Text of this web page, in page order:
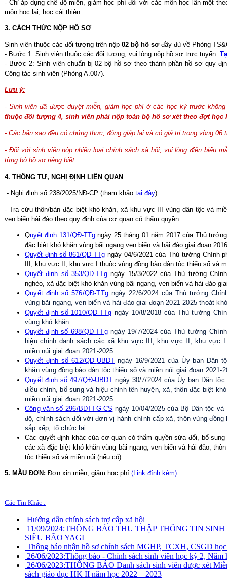
- Chỉ áp dụng chế độ miễn, giảm học phí đối với các môn học lần một
môn học lại, học cải thiện.
3. CÁCH THỨC NỘP HỒ SƠ
Sinh viên thuộc các đối tượng trên nộp 02 bộ hồ sơđầy đủ về Phòng
- Bước 1: Sinh viên thuộc các đối tượng, vui lòng nộp hồ sơ trực tuyến:
- Bước 2: Sinh viên chuẩn bị 02 bộ hồ sơ theo thành phần hồ sơ quy
Công tác sinh viên (Phòng A.007).
Lưu ý:
- Sinh viên đã được duyệt miễn, giảm học phí ở các học kỳ trước
thuộc đối tượng 4, sinh viên phải nộp toàn bộ hồ sơ xét theo đợt học
- Các bản sao đều có chứng thực, đóng giáp lai và có giá trị trong vòng 06
- Đối với sinh viên nộp nhiều loại chính sách xã hội, vui lòng điền biểu
từng bộ hồ sơ riêng biệt.
4. THÔNG TƯ, NGHỊ ĐỊNH LIÊN QUAN
- Nghị định số 238/2025/NĐ-CP (tham khảo tại đây)
- Tra cứu thôn/bản đặc biệt khó khăn, xã khu vực III vùng dân tộc và
ven biển hải đảo theo quy định của cơ quan có thẩm quyền:
Quyết định 131/QĐ-TTgngày 25 tháng 01 năm 2017 của Thủ
đặc biệt khó khăn vùng bãi ngang ven biển và hải đảo giai đoạn
Quyết định số 861/QĐ-TTg ngày 04/6/2021 của Thủ tướng Chính
III, khu vực II, khu vực I thuộc vùng đồng bào dân tộc thiểu số và
Quyết định số 353/QĐ-TTg ngày 15/3/2022 của Thủ tướng
nghèo, xã đặc biệt khó khăn vùng bãi ngang, ven biển và hải đảo
Quyết định số 576/QĐ-TTg ngày 22/6/2024 của Thủ tướng
vùng bãi ngang, ven biển và hải đảo giai đoạn 2021-2025 thoát
Quyết định số 1010/QĐ-TTg ngày 10/8/2018 của Thủ tướng
vùng khó khăn.
Quyết định số 698/QĐ-TTgngày 19/7/2024 của Thủ tướng
hiệu chỉnh danh sách các xã khu vực III, khu vực II, khu vực
miền núi giai đoạn 2021-2025.
Quyết định số 612/QĐ-UBDT ngày 16/9/2021 của Ủy ban Dân
khăn vùng đồng bào dân tộc thiểu số và miền núi giai đoạn 2021-
Quyết định số 497/QĐ-UBDTngày 30/7/2024 của Ủy ban Dân
điều chỉnh, bổ sung và hiệu chỉnh tên huyện, xã, thôn đặc biệt
miền núi giai đoạn 2021-2025.
Công văn số 296/BDTTG-CS ngày 10/04/2025 của Bộ Dân tộc
độ, chính sách đối với đơn vị hành chính cấp xã, thôn vùng đồng
sắp xếp, tổ chức lại.
Các quyết định khác của cơ quan có thẩm quyền sửa đổi, bổ
các xã đặc biệt khó khăn vùng bãi ngang, ven biển và hải đảo,
tộc thiểu số và miền núi (nếu có).
5. MẪU ĐƠN: Đơn xin miễn, giảm học phí (Link đính kèm)
Các Tin Khác :
Hướng dẫn chính sách trợ cấp xã hội
11/09/2024:THÔNG BÁO THU THẬP THÔNG TIN
SIÊU BÃO YAGI
Thông báo nhận hồ sơ chính sách MGHP, TCXH, CSGD
26/06/2023:Thông báo - Chính sách sinh viên học kỳ 2, Năm
26/06/2023:THÔNG BÁO Danh sách sinh viên được xét
sách giáo dục HK II năm học 2022 – 2023